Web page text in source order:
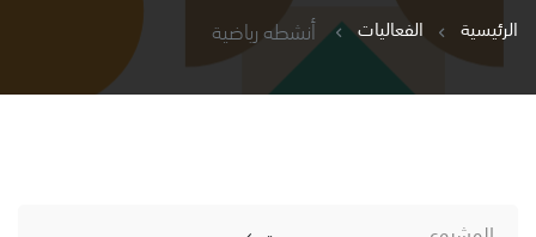
الرئيسية
الفعاليات أنشطه رياضية